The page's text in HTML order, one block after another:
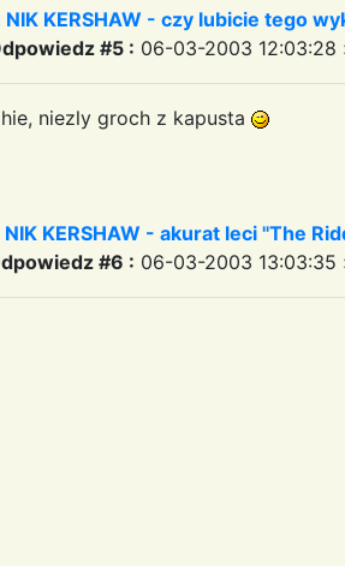
NIK KERSHAW - czy lubicie tego
#5 : 06-03-2003 12:03:28
niezly groch z kapusta
NIK KERSHAW - akurat leci "The
#6 : 06-03-2003 13:03:35